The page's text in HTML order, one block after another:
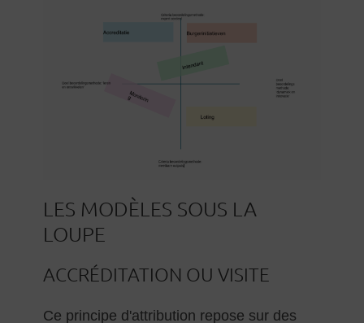
LES MODÈLES SOUS LA
LOUPE
ACCRÉDITATION OU VISITE
Ce principe d'attribution repose sur des